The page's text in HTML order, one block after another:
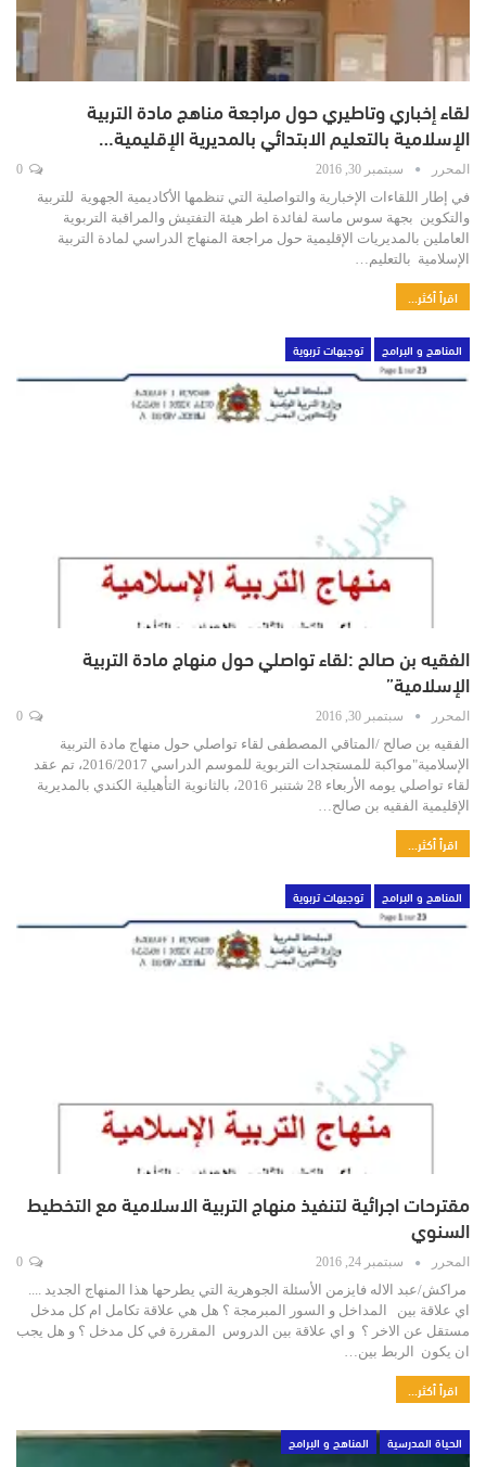
لقاء إخباري وتاطيري حول مراجعة مناهج مادة التربية
الإسلامية بالتعليم الابتدائي بالمديرية الإقليمية…
المحرر سبتمبر 30, 2016
في إطار اللقاءات الإخبارية والتواصلية التي تنظمها الأكاديمية الجهوية للتربية
والتكوين بجهة سوس ماسة لفائدة اطر هيئة التفتيش والمراقبة التربوية
العاملين بالمديريات الإقليمية حول مراجعة المنهاج الدراسي لمادة التربية
الإسلامية بالتعليم…
اقرأ أكثر...
المناهج و البرامج توجيهات تربوية
الفقيه بن صالح :لقاء تواصلي حول منهاج مادة التربية
الإسلامية”
المحرر سبتمبر 30, 2016
الفقيه بن صالح /المتاقي المصطفى لقاء تواصلي حول منهاج مادة التربية
الإسلامية"مواكبة للمستجدات التربوية للموسم الدراسي 2016/2017، تم عقد
لقاء تواصلي يومه الأربعاء 28 شتنبر 2016، بالثانوية التأهيلية الكندي بالمديرية
الإقليمية الفقيه بن صالح…
اقرأ أكثر...
المناهج و البرامج توجيهات تربوية
مقترحات اجرائية لتنفيذ منهاج التربية الاسلامية مع التخطيط
السنوي
المحرر سبتمبر 24, 2016
مراكش/عبد الاله فايزمن الأسئلة الجوهرية التي يطرحها هذا المنهاج الجديد ....
اي علاقة بين المداخل و السور المبرمجة ؟ هل هي علاقة تكامل ام كل مدخل
مستقل عن الاخر ؟ و اي علاقة بين الدروس المقررة في كل مدخل ؟ و هل يجب
ان يكون الربط بين…
اقرأ أكثر...
الحياة المدرسية المناهج و البرامج